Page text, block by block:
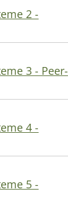
2 -
3 - Peer-
4 -
5 -